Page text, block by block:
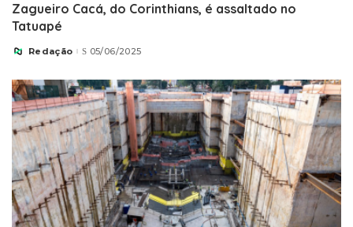
Zagueiro Cacá, do Corinthians, é assaltado no
Tatuapé
Posted
Redação 05/06/2025